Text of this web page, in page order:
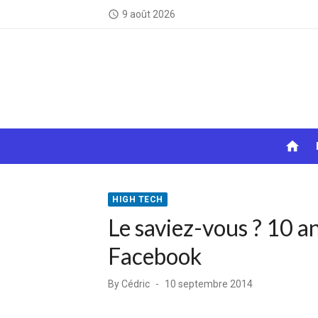
access_time 9 août 2026
home
HIGH TECH
Le saviez-vous ? 10
Facebook
ByCédric
Posted
10 septembre 2014